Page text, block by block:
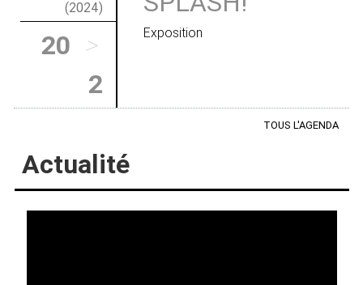
(2024)
20 >
2
Exposition
TOUS L'AGENDA
Actualité